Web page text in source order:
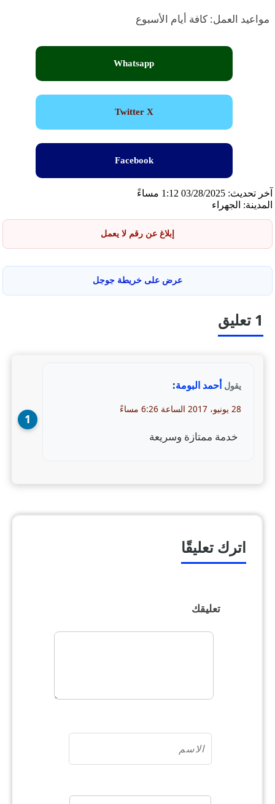
مواعيد العمل: كافة أيام الأسبوع
Whatsapp
Twitter X
Facebook
آخر تحديث: 03/28/2025 1:12 مساءً
المدينة: الجهراء
إبلاغ عن رقم لا يعمل
عرض على خريطة جوجل
1 تعليق
يقول أحمد البومة:
28 يونيو، 2017 الساعة 6:26 مساءً
خدمة ممتازة وسريعة
اترك تعليقًا
تعليقك